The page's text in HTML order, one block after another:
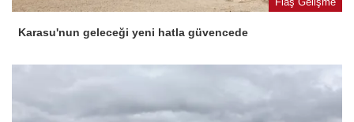
Karasu'nun geleceği yeni hatla güvencede